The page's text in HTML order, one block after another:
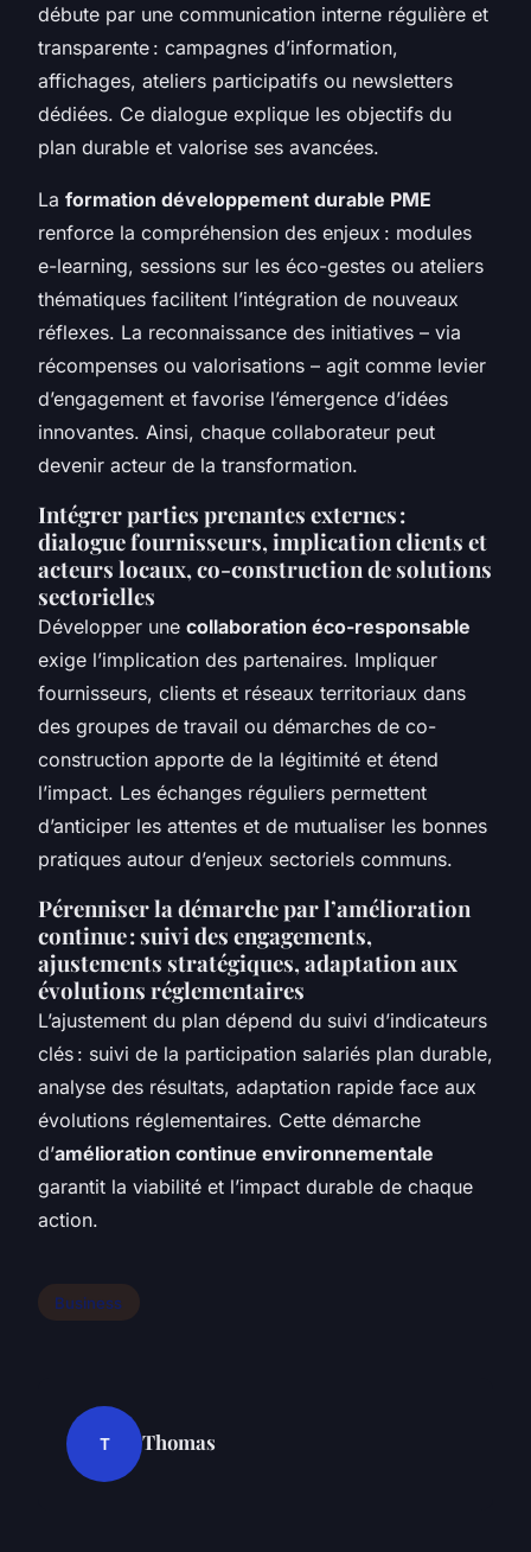
débute par une communication interne régulière et
transparente : campagnes d’information,
affichages, ateliers participatifs ou newsletters
dédiées. Ce dialogue explique les objectifs du
plan durable et valorise ses avancées.
La formation développement durable PME
renforce la compréhension des enjeux : modules
e-learning, sessions sur les éco-gestes ou ateliers
thématiques facilitent l’intégration de nouveaux
réflexes. La reconnaissance des initiatives – via
récompenses ou valorisations – agit comme levier
d’engagement et favorise l’émergence d’idées
innovantes. Ainsi, chaque collaborateur peut
devenir acteur de la transformation.
Intégrer parties prenantes externes :
dialogue fournisseurs, implication clients et
acteurs locaux, co-construction de solutions
sectorielles
Développer une collaboration éco-responsable
exige l’implication des partenaires. Impliquer
fournisseurs, clients et réseaux territoriaux dans
des groupes de travail ou démarches de co-
construction apporte de la légitimité et étend
l’impact. Les échanges réguliers permettent
d’anticiper les attentes et de mutualiser les bonnes
pratiques autour d’enjeux sectoriels communs.
Pérenniser la démarche par l’amélioration
continue : suivi des engagements,
ajustements stratégiques, adaptation aux
évolutions réglementaires
L’ajustement du plan dépend du suivi d’indicateurs
clés : suivi de la participation salariés plan durable,
analyse des résultats, adaptation rapide face aux
évolutions réglementaires. Cette démarche
d’amélioration continue environnementale
garantit la viabilité et l’impact durable de chaque
action.
Business
T Thomas